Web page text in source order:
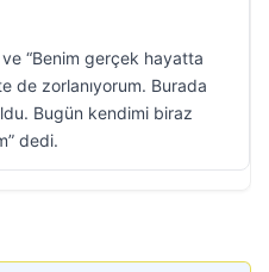
ve “Benim gerçek hayatta
de zorlanıyorum. Burada
Bugün kendimi biraz
dedi.